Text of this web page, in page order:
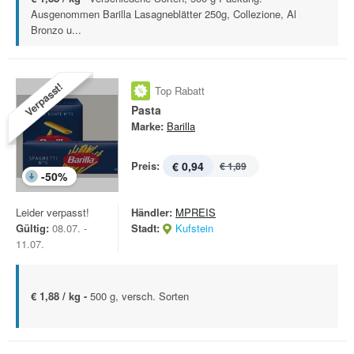
Ausgenommen Barilla Lasagneblätter 250g, Collezione, Al
Bronzo u...
Verpasst!
-50%
Top Rabatt
Pasta
Marke: Barilla
Preis: € 0,94 € 1,89
Leider verpasst!
Gültig: 08.07. -
11.07.
Händler: MPREIS
Stadt:
Kufstein
€ 1,88 / kg - 500 g, versch. Sorten